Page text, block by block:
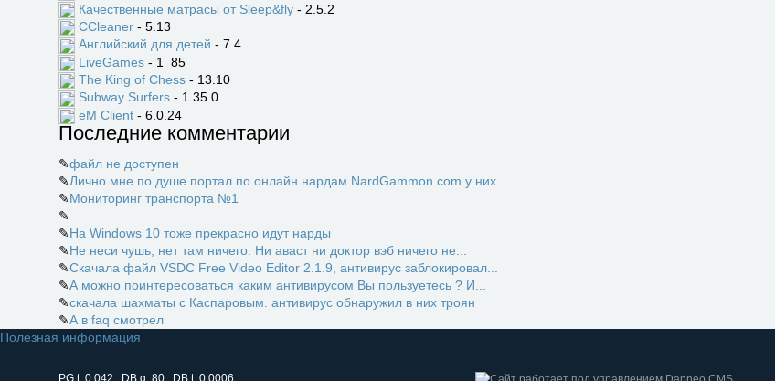
Качественные матрасы от Sleep&fly - 2.5.2
CCleaner - 5.13
Английский для детей - 7.4
LiveGames - 1_85
The King of Chess - 13.10
Subway Surfers - 1.35.0
eM Client - 6.0.24
Последние комментарии
✎файл не доступен
✎Лично мне по душе портал по онлайн нардам NardGammon.com у них...
✎Мониторинг транспорта №1
✎
✎На Windows 10 тоже прекрасно идут нарды
✎Не неси чушь, нет там ничего. Ни аваст ни доктор вэб ничего не...
✎Скачала файл VSDC Free Video Editor 2.1.9, антивирус заблокировал...
✎А можно поинтересоваться каким антивирусом Вы пользуетесь ? И...
✎скачала шахматы с Каспаровым. антивирус обнаружил в них троян
✎А в faq смотрел
Полезная информация
PG.t: 0.042 DB.q: 80 DB.t: 0.0006